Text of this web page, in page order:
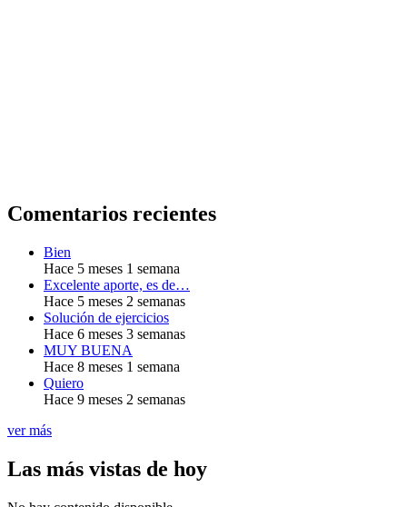
Comentarios recientes
Bien
Hace 5 meses 1 semana
Excelente aporte, es de…
Hace 5 meses 2 semanas
Solución de ejercicios
Hace 6 meses 3 semanas
MUY BUENA
Hace 8 meses 1 semana
Quiero
Hace 9 meses 2 semanas
ver más
Las más vistas de hoy